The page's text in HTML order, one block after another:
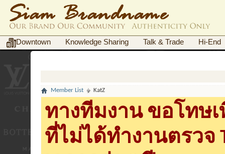
Downtown Knowledge Sharing Talk & Trade Hi-End
Member List KatZ
ทางทีมงาน ขอโทษ
ที่ไม่ได้ทำงานตรวจ